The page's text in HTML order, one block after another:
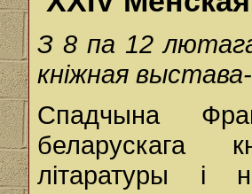
З 8 па 12
кніжная
Спадчына
беларускага
літаратуры і